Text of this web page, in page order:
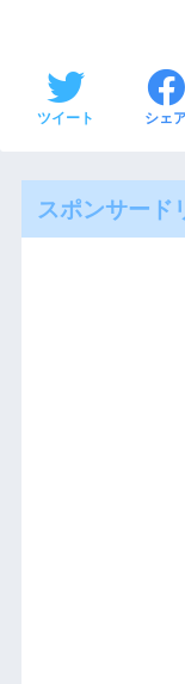
ツイート シェ
スポンサード